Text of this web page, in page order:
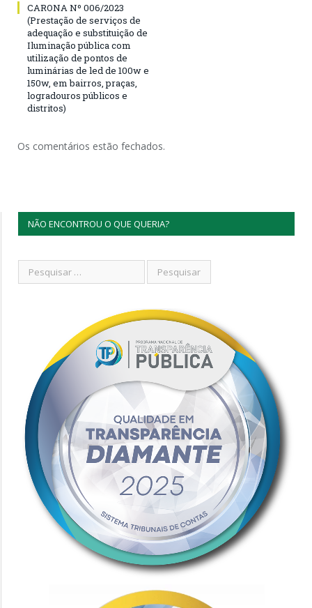
CARONA Nº 006/2023
(Prestação de serviços de
adequação e substituição de
Iluminação pública com
utilização de pontos de
luminárias de led de 100w e
150w, em bairros, praças,
logradouros públicos e
distritos)
Os comentários estão fechados.
NÃO ENCONTROU O QUE QUERIA?